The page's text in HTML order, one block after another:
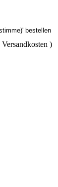
Versandkosten )